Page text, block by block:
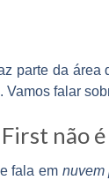
parte da área
Vamos falar
não
fala em nuvem